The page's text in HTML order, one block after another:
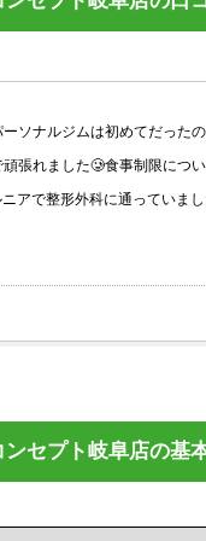
ーソナルジムは初めてだった
頑張れました🥲食事制限につ
ニアで整形外科に通っていま
ンセプト岐阜店の基